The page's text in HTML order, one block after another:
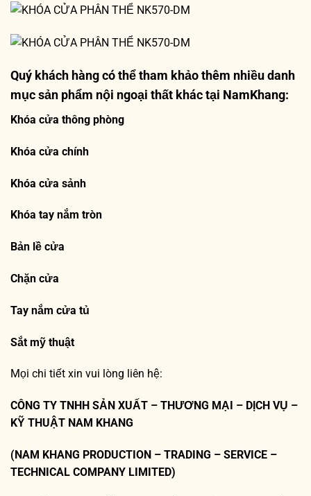
Quý khách hàng có thể tham khảo thêm nhiều danh
mục sản phẩm nội ngoại thất khác tại NamKhang:
Khóa cửa thông phòng
Khóa cửa chính
Khóa cửa sảnh
Khóa tay nắm tròn
Bản lề cửa
Chặn cửa
Tay nắm cửa tủ
Sắt mỹ thuật
Mọi chi tiết xin vui lòng liên hệ:
CÔNG TY TNHH SẢN XUẤT – THƯƠNG MẠI – DỊCH VỤ –
KỸ THUẬT NAM KHANG
(NAM KHANG PRODUCTION – TRADING – SERVICE –
TECHNICAL COMPANY LIMITED)